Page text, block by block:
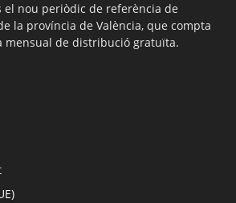
el nou periòdic de referència de
la província de València, que compta
de distribució gratuïta.